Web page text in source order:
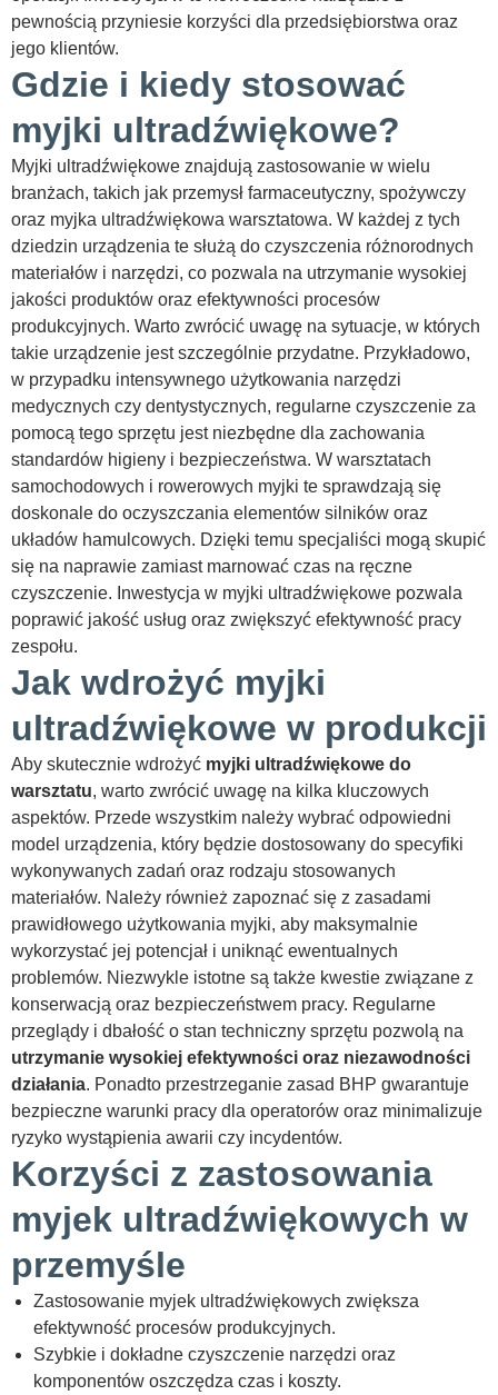
pewnością przyniesie korzyści dla przedsiębiorstwa oraz
jego klientów.
Gdzie i kiedy stosować
myjki ultradźwiękowe?
Myjki ultradźwiękowe znajdują zastosowanie w wielu
branżach, takich jak przemysł farmaceutyczny, spożywczy
oraz myjka ultradźwiękowa warsztatowa. W każdej z tych
dziedzin urządzenia te służą do czyszczenia różnorodnych
materiałów i narzędzi, co pozwala na utrzymanie wysokiej
jakości produktów oraz efektywności procesów
produkcyjnych. Warto zwrócić uwagę na sytuacje, w których
takie urządzenie jest szczególnie przydatne. Przykładowo,
w przypadku intensywnego użytkowania narzędzi
medycznych czy dentystycznych, regularne czyszczenie za
pomocą tego sprzętu jest niezbędne dla zachowania
standardów higieny i bezpieczeństwa. W warsztatach
samochodowych i rowerowych myjki te sprawdzają się
doskonale do oczyszczania elementów silników oraz
układów hamulcowych. Dzięki temu specjaliści mogą skupić
się na naprawie zamiast marnować czas na ręczne
czyszczenie. Inwestycja w myjki ultradźwiękowe pozwala
poprawić jakość usług oraz zwiększyć efektywność pracy
zespołu.
Jak wdrożyć myjki
ultradźwiękowe w produkcji
Aby skutecznie wdrożyć myjki ultradźwiękowe do
warsztatu, warto zwrócić uwagę na kilka kluczowych
aspektów. Przede wszystkim należy wybrać odpowiedni
model urządzenia, który będzie dostosowany do specyfiki
wykonywanych zadań oraz rodzaju stosowanych
materiałów. Należy również zapoznać się z zasadami
prawidłowego użytkowania myjki, aby maksymalnie
wykorzystać jej potencjał i uniknąć ewentualnych
problemów. Niezwykle istotne są także kwestie związane z
konserwacją oraz bezpieczeństwem pracy. Regularne
przeglądy i dbałość o stan techniczny sprzętu pozwolą na
utrzymanie wysokiej efektywności oraz niezawodności
działania. Ponadto przestrzeganie zasad BHP gwarantuje
bezpieczne warunki pracy dla operatorów oraz minimalizuje
ryzyko wystąpienia awarii czy incydentów.
Korzyści z zastosowania
myjek ultradźwiękowych w
przemyśle
Zastosowanie myjek ultradźwiękowych zwiększa
efektywność procesów produkcyjnych.
Szybkie i dokładne czyszczenie narzędzi oraz
komponentów oszczędza czas i koszty.